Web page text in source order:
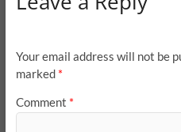
Your email address will not be
marked *
Comment *